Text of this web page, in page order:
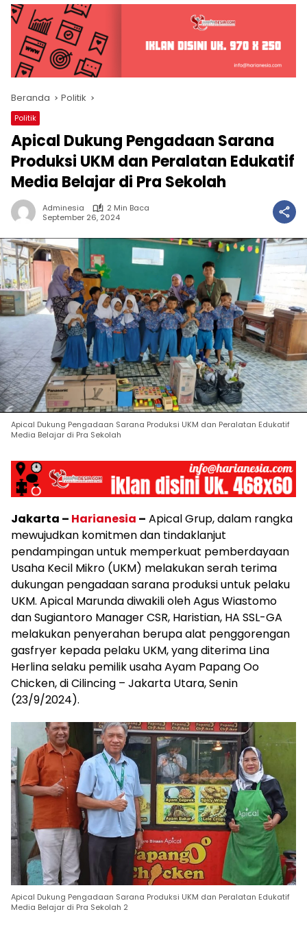
Beranda Politik
Politik
Apical Dukung Pengadaan Sarana
Produksi UKM dan Peralatan Edukatif
Media Belajar di Pra Sekolah
Adminesia
2 Min Baca
September 26, 2024
Apical Dukung Pengadaan Sarana Produksi UKM dan Peralatan Edukatif
Media Belajar di Pra Sekolah
Jakarta – Harianesia – Apical Grup, dalam rangka
mewujudkan komitmen dan tindaklanjut
pendampingan untuk memperkuat pemberdayaan
Usaha Kecil Mikro (UKM) melakukan serah terima
dukungan pengadaan sarana produksi untuk pelaku
UKM. Apical Marunda diwakili oleh Agus Wiastomo
dan Sugiantoro Manager CSR, Haristian, HA SSL-GA
melakukan penyerahan berupa alat penggorengan
gasfryer kepada pelaku UKM, yang diterima Lina
Herlina selaku pemilik usaha Ayam Papang Oo
Chicken, di Cilincing – Jakarta Utara, Senin
(23/9/2024).
Apical Dukung Pengadaan Sarana Produksi UKM dan Peralatan Edukatif
Media Belajar di Pra Sekolah 2